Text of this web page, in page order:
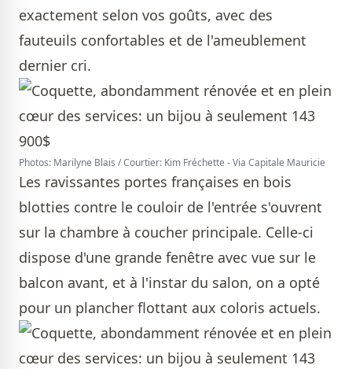
exactement selon vos goûts, avec des
fauteuils confortables et de l'ameublement
dernier cri.
Photos: Marilyne Blais / Courtier: Kim Fréchette - Via Capitale Mauricie
Les ravissantes portes françaises en bois
blotties contre le couloir de l'entrée s'ouvrent
sur la chambre à coucher principale. Celle-ci
dispose d'une grande fenêtre avec vue sur le
balcon avant, et à l'instar du salon, on a opté
pour un plancher flottant aux coloris actuels.